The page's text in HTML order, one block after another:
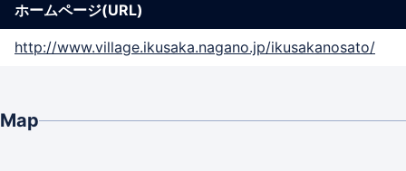
ホームページ(URL)
http://www.village.ikusaka.nagano.jp/ikusakanosato/
Map